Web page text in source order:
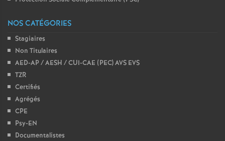
NOS CATÉGORIES
Stagiaires
Non Titulaires
AED-AP / AESH / CUI-CAE (PEC) AVS EVS
TZR
Certifiés
Agrégés
CPE
Psy-EN
Documentalistes